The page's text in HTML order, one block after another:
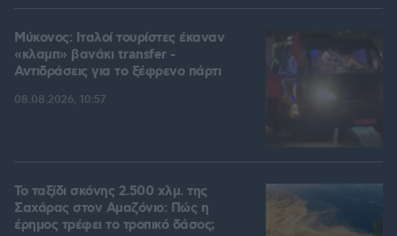
Μύκονος: Ιταλοί τουρίστες έκαναν
«κλαμπ» βανάκι transfer -
Αντιδράσεις για το ξέφρενο πάρτι
08.08.2026, 10:57
Το ταξίδι σκόνης 2.500 χλμ. της
Σαχάρας στον Αμαζόνιο: Πώς η
έρημος τρέφει το τροπικό δάσος;